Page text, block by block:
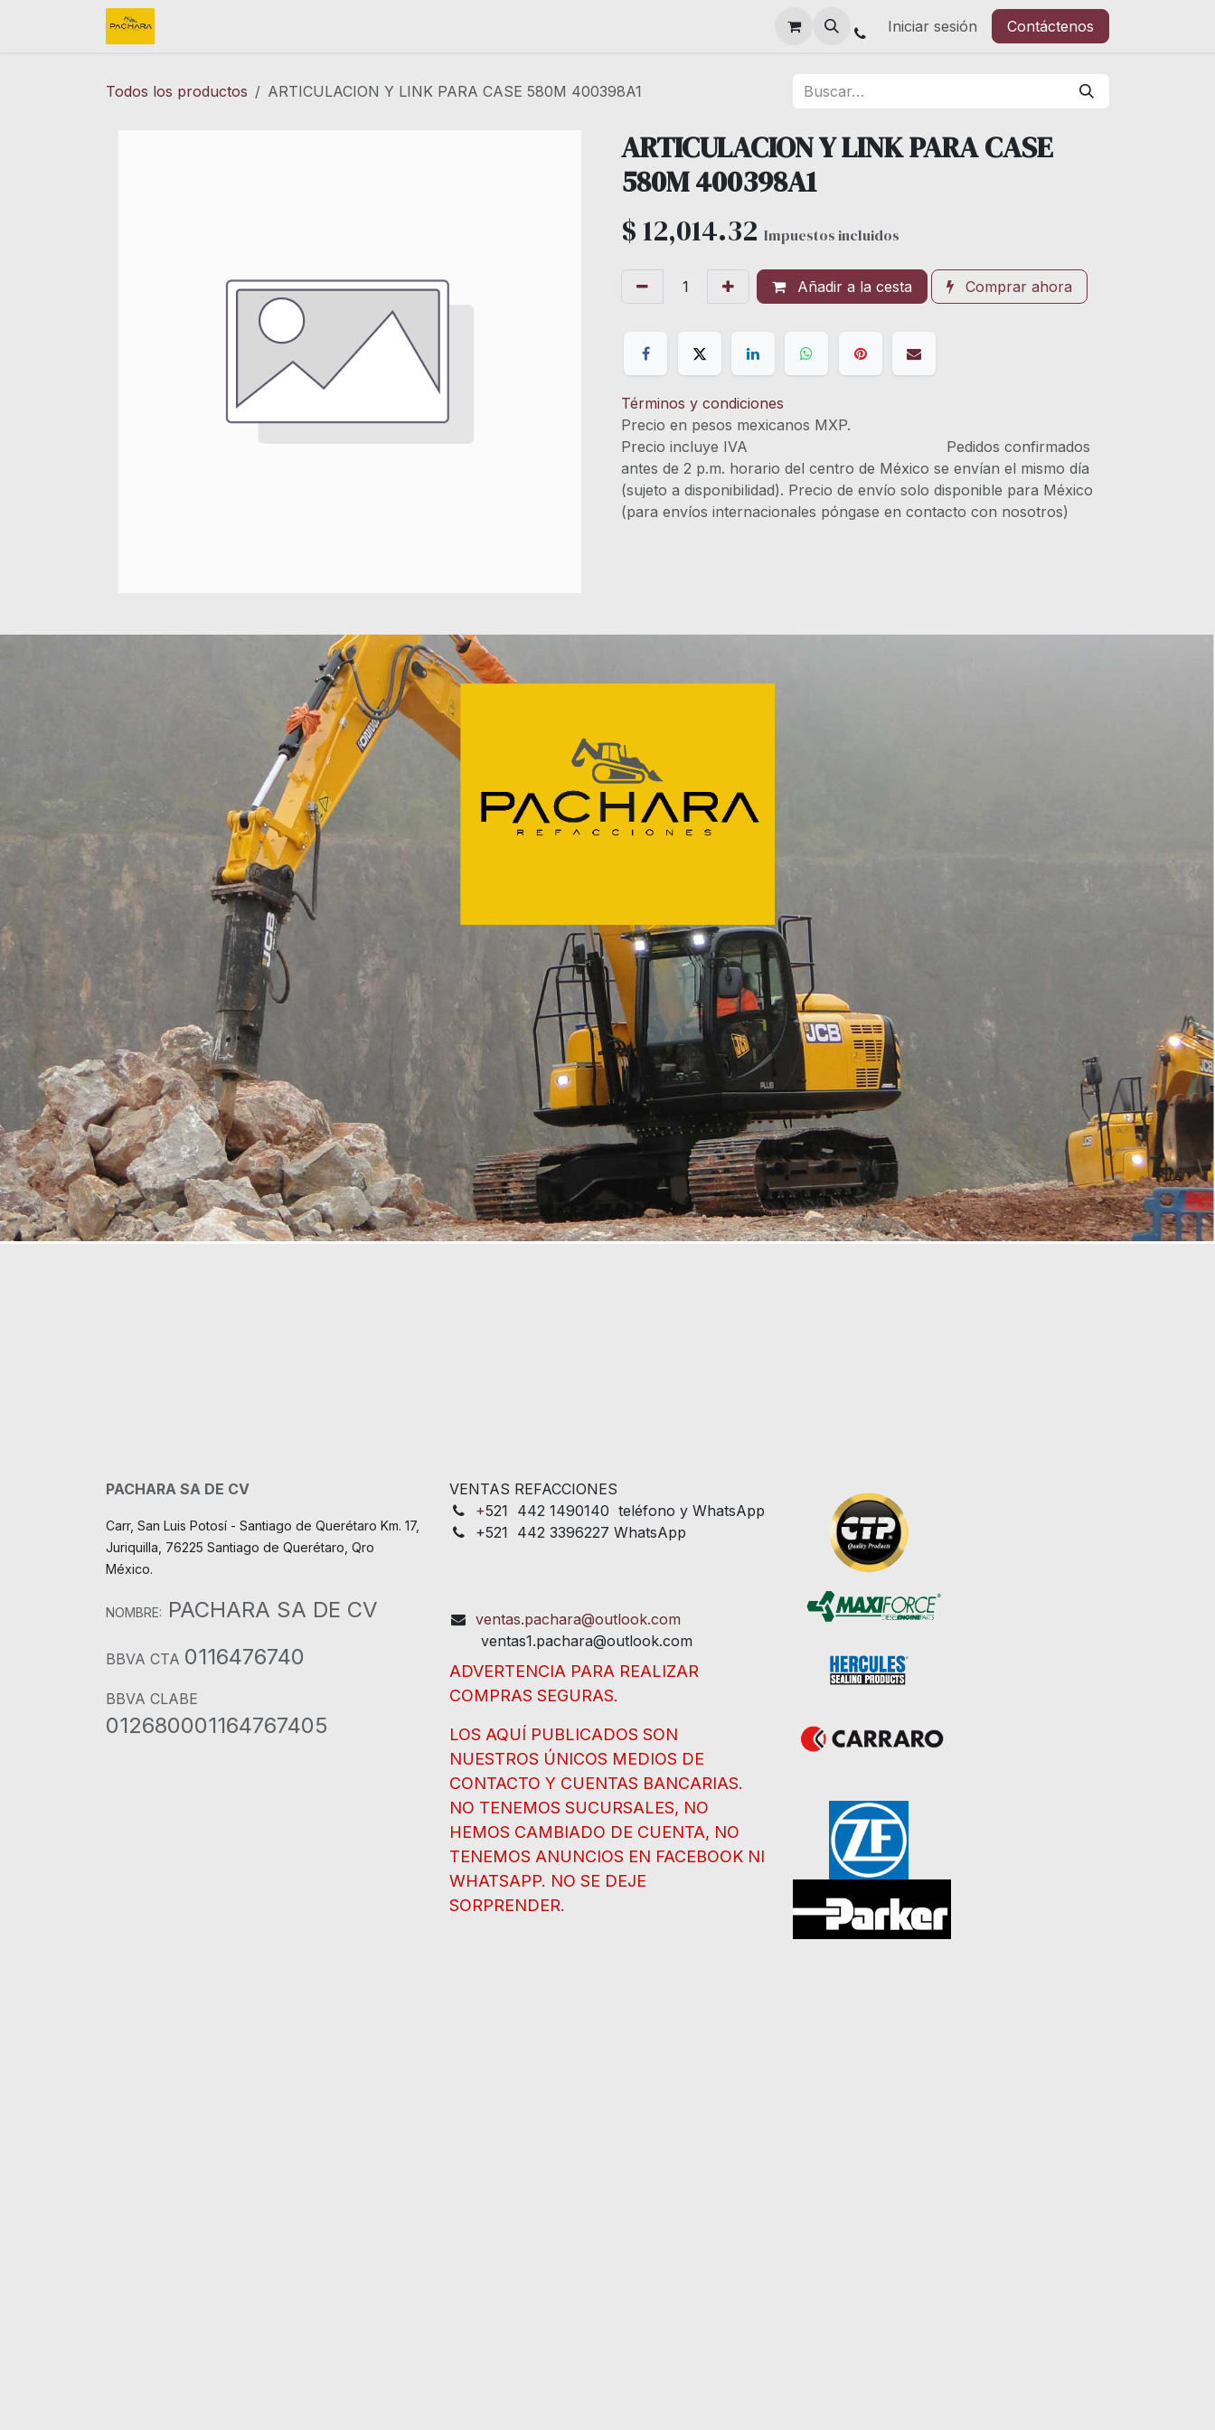
Iniciar sesión Contáctenos
Todos los productos ARTICULACION Y LINK PARA CASE 580M 400398A1
ARTICULACION Y LINK PARA CASE
580M 400398A1
$12,014.32 Impuestos incluidos
Añadir a la cesta Comprar ahora
Términos y condiciones
Precio en pesos mexicanos MXP.
Precio incluye IVA Pedidos confirmados
antes de 2 p.m. horario del centro de México se envían el mismo día
(sujeto a disponibilidad). Precio de envío solo disponible para México
(para envíos internacionales póngase en contacto con nosotros)
PACHARA SA DE CV
Carr, San Luis Potosí - Santiago de Querétaro Km. 17,
Juriquilla, 76225 Santiago de Querétaro, Qro
México.
NOMBRE: PACHARA SA DE CV
BBVA CTA 0116476740
BBVA CLABE
012680001164767405
VENTAS REFACCIONES
+521 442 1490140 teléfono y WhatsApp
+521 442 3396227 WhatsApp
ventas.pachara@outlook.com
ventas1.pachara@outlook.com
ADVERTENCIA PARA REALIZAR
COMPRAS SEGURAS.
LOS AQUÍ PUBLICADOS SON
NUESTROS ÚNICOS MEDIOS DE
CONTACTO Y CUENTAS BANCARIAS.
NO TENEMOS SUCURSALES, NO
HEMOS CAMBIADO DE CUENTA, NO
TENEMOS ANUNCIOS EN FACEBOOK NI
WHATSAPP. NO SE DEJE
SORPRENDER.